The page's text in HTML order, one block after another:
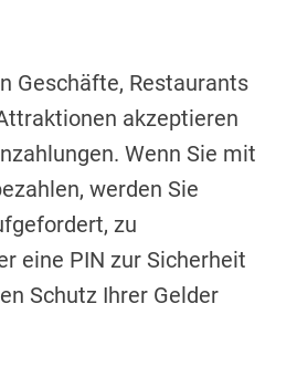
Geschäfte, Restaurants
akzeptieren
Wenn Sie mit
werden Sie
zu
eine PIN zur Sicherheit
Schutz Ihrer Gelder